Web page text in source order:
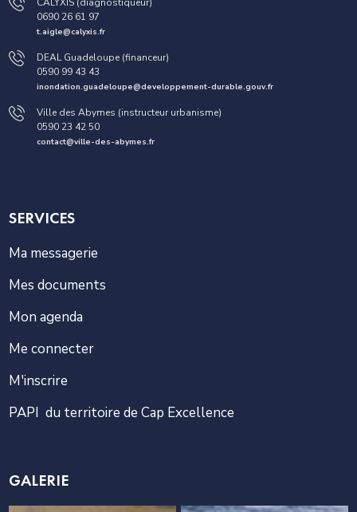
0690 26 61 97
t.aigle@calyxis.fr
DEAL Guadeloupe (financeur)
0590 99 43 43
inondation.guadeloupe@developpement-durable.gouv.fr
Ville des Abymes (instructeur urbanisme)
0590 23 42 50
contact@ville-des-abymes.fr
SERVICES
Ma messagerie
Mes documents
Mon agenda
Me connecter
M'inscrire
PAPI du territoire de Cap Excellence
GALERIE